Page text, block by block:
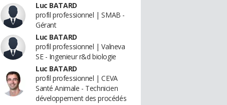
Luc BATARD
profil professionnel | SMAB -
Gérant
Luc BATARD
profil professionnel | Valneva
SE - Ingenieur r&d biologie
Luc BATARD
profil professionnel | CEVA
Santé Animale - Technicien
développement des procédés